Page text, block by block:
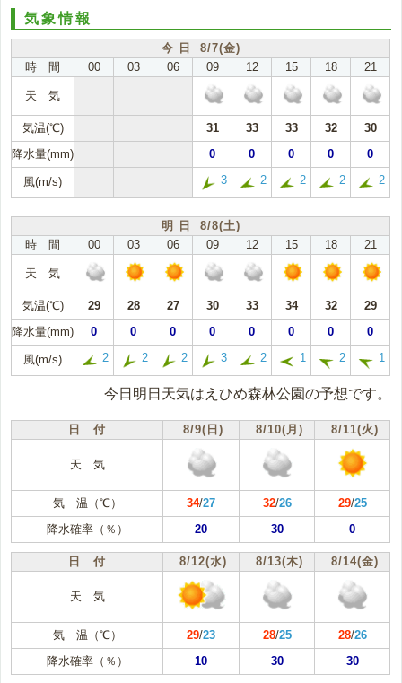
気象情報
今 日 8/7(金)
時 間
00 03 06 09 12 15 18 21
天 気
気温(℃) 31 33 33 32
30
降水量(mm)
0 0 0 0 0
風(m/s) 3 2 2 2 2
明 日 8/8(土)
時 間
00 03 06 09 12 15 18 21
天 気
気温(℃) 29 28 27 30 33 34 32
29
降水量(mm)
0 0 0 0 0 0 0 0
風(m/s) 2 2 2 3 2 1 2 1
今日明日天気はえひめ森林公園の予想です。
日 付 8/9(日) 8/10(月) 8/11(火)
天 気
気 温（℃） 34/27 32/26 29/25
降水確率（％）
20 30 0
日 付 8/12(水) 8/13(木) 8/14(金)
天 気
気 温（℃） 29/23 28/25 28/26
降水確率（％）
10 30 30